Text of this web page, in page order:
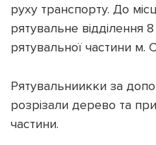
Наші соц мережі
руху транспорту. До
рятувальне відділення
рятувальної частини м.
Рятувальниикки за
розрізали дерево та
частини.